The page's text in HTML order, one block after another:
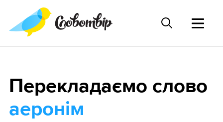
Перекладаємо слово
аеронім